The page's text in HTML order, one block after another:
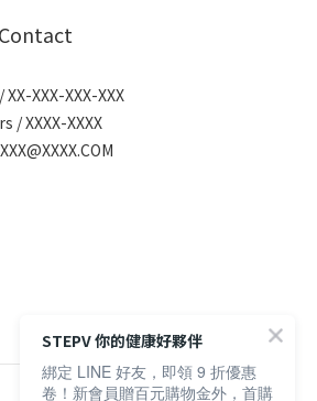
Contact
XXX-XXX-XXX
/ XXXX-XXXX
STEPV 你的健康好夥伴
綁定 LINE 好友，即領 9 折優惠
卷！新會員贈百元購物金外，首購